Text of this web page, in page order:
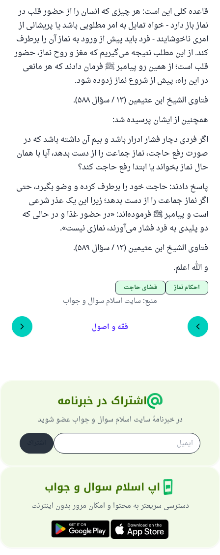
قاعده کلی این است: هر چیزی که انسان را از حضور قلب در
نماز باز دارد - خواه تمایل به امر مطلوبی باشد یا پریشانی از
امری ناخوشایند - فرد باید پیش از ورود به نماز آن را برطرف
کند. از این مطلب نتیجه می‌گیریم که مغز و روح نماز، حضور
قلب است؛ از همین رو پیامبر ﷺ فرمان دادند که هر مانعی
در این راه، پیش از شروع نماز زدوده شود.
فتاوى الشيخ ابن عثيمين (۱۳ / سؤال ۵۸۸).
همچنین از ایشان پرسیده شد:
اگر فردی دچار فشار ادرار باشد و بیم آن داشته باشد که در
صورت رفع حاجت، نماز جماعت را از دست بدهد، آیا با همان
حال نماز بخواند یا ابتدا رفع حاجت کند؟
پاسخ دادند: حاجت خود را برطرف کرده و وضو بگیرد، حتی
اگر نماز جماعت را از دست بدهد؛ زیرا این یک عذر شرعی
است و پیامبر ﷺ فرموده‌اند: «در حضور غذا و در حالی که
دو پلیدی به فرد فشار می‌آورند، نمازی نیست».
فتاوى الشيخ ابن عثيمين (۱۳ / سؤال ۵۸۹).
و الله اعلم.
احکام نماز قضای حاجت
منبع: سایت اسلام سوال و جواب
فقه و اصول
اشتراک در خبرنامه
در خبرنامهٔ سایت اسلام سوال و جواب عضو شوید
اپ اسلام سوال و جواب
دسترسی سریعتر به محتوا و امکان مرور بدون اینترنت
همکاری